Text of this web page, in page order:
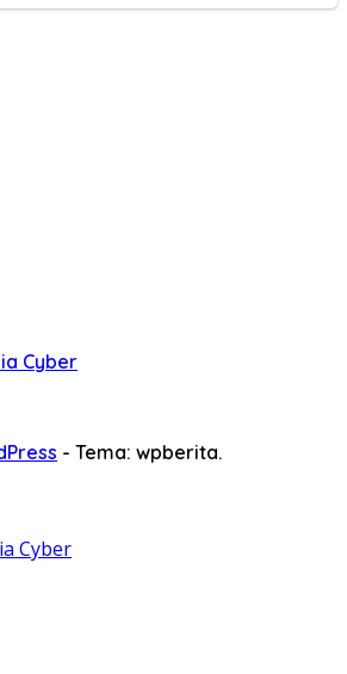
Cyber
- Tema: wpberita.
Cyber